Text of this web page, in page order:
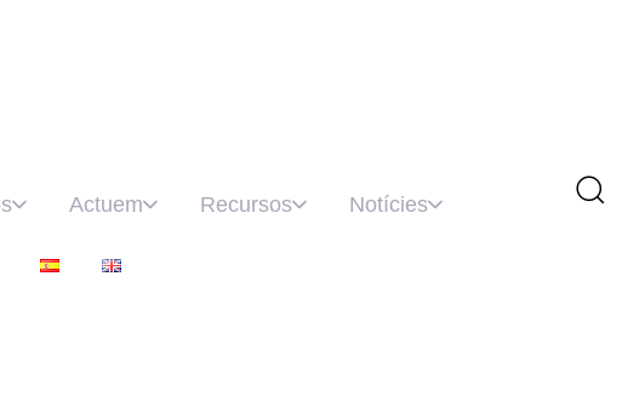
Actuem Recursos Notícies